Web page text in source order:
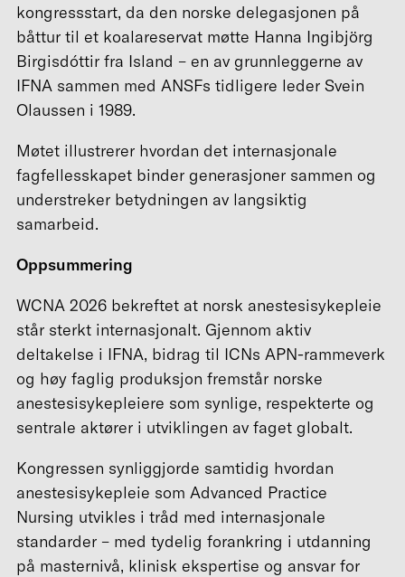
kongressstart, da den norske delegasjonen på
båttur til et koalareservat møtte Hanna Ingibjörg
Birgisdóttir fra Island – en av grunnleggerne av
IFNA sammen med ANSFs tidligere leder Svein
Olaussen i 1989.
Møtet illustrerer hvordan det internasjonale
fagfellesskapet binder generasjoner sammen og
understreker betydningen av langsiktig
samarbeid.
Oppsummering
WCNA 2026 bekreftet at norsk anestesisykepleie
står sterkt internasjonalt. Gjennom aktiv
deltakelse i IFNA, bidrag til ICNs APN-rammeverk
og høy faglig produksjon fremstår norske
anestesisykepleiere som synlige, respekterte og
sentrale aktører i utviklingen av faget globalt.
Kongressen synliggjorde samtidig hvordan
anestesisykepleie som Advanced Practice
Nursing utvikles i tråd med internasjonale
standarder – med tydelig forankring i utdanning
på masternivå, klinisk ekspertise og ansvar for